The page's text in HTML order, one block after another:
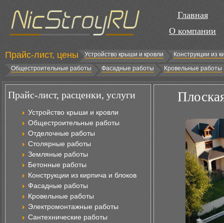
Главная
О компании
Прайс-лист, цены Устройство крыши и кровли
Конструкции из
Общестроительные работы
Фасадные работы Кровельные работы
Прайс-лист, расценки, услуги
Устройство крыши и кровли
Общестроительные работы
Отделочные работы
Столярные работы
Земляные работы
Бетонные работы
Конструкции из кирпича и блоков
Фасадные работы
Кровельные работы
Электромонтажные работы
Сантехнические работы